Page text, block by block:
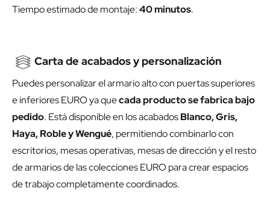
Tiempo estimado de montaje:40 minutos.
Carta de acabados y personalización
Puedes personalizar el armario alto con puertas superiores
e inferiores EURO ya quecada producto se fabrica bajo
pedido. Está disponible en los acabadosBlanco, Gris,
Haya, Roble y Wengué, permitiendo combinarlo con
escritorios, mesas operativas, mesas de dirección y el resto
de armarios de las colecciones EURO para crear espacios
de trabajo completamente coordinados.